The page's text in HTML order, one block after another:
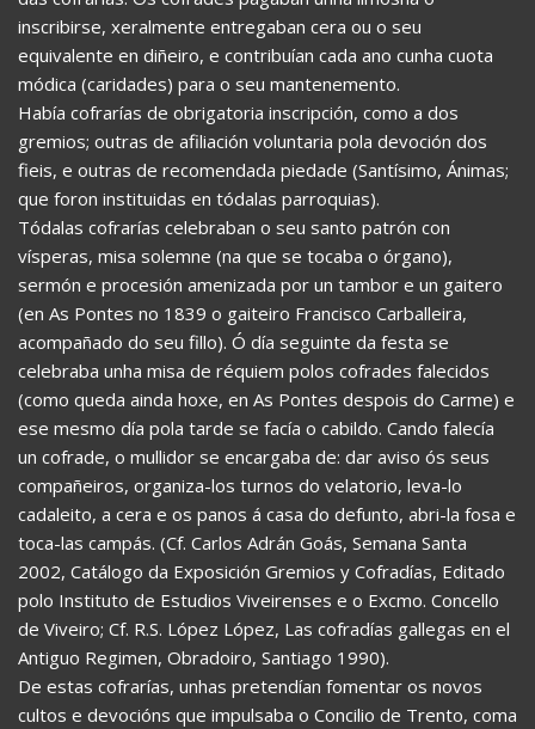
inscribirse, xeralmente entregaban cera ou o seu
equivalente en diñeiro, e contribuían cada ano cunha cuota
módica (caridades) para o seu mantenemento.
Había cofrarías de obrigatoria inscripción, como a dos
gremios; outras de afiliación voluntaria pola devoción dos
fieis, e outras de recomendada piedade (Santísimo, Ánimas;
que foron instituidas en tódalas parroquias).
Tódalas cofrarías celebraban o seu santo patrón con
vísperas, misa solemne (na que se tocaba o órgano),
sermón e procesión amenizada por un tambor e un gaitero
(en As Pontes no 1839 o gaiteiro Francisco Carballeira,
acompañado do seu fillo). Ó día seguinte da festa se
celebraba unha misa de réquiem polos cofrades falecidos
(como queda ainda hoxe, en As Pontes despois do Carme) e
ese mesmo día pola tarde se facía o cabildo. Cando falecía
un cofrade, o mullidor se encargaba de: dar aviso ós seus
compañeiros, organiza-los turnos do velatorio, leva-lo
cadaleito, a cera e os panos á casa do defunto, abri-la fosa e
toca-las campás. (Cf. Carlos Adrán Goás, Semana Santa
2002, Catálogo da Exposición Gremios y Cofradías, Editado
polo Instituto de Estudios Viveirenses e o Excmo. Concello
de Viveiro; Cf. R.S. López López, Las cofradías gallegas en el
Antiguo Regimen, Obradoiro, Santiago 1990).
De estas cofrarías, unhas pretendían fomentar os novos
cultos e devocións que impulsaba o Concilio de Trento, coma